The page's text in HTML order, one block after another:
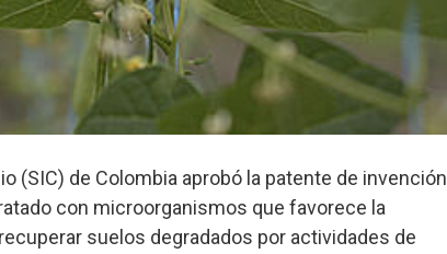
(SIC) de Colombia aprobó la patente de invención
con microorganismos que favorece la
suelos degradados por actividades de